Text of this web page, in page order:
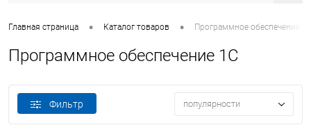
Главная страница • Каталог товаров • Программное обеспечение
Программное обеспечение 1С
Фильтр популярности